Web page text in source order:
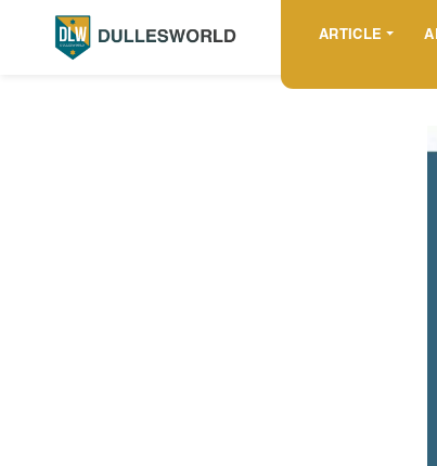
ARTICLE